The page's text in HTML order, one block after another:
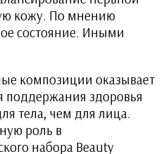
кожу. По мнению
состояние. Иными
композиции оказывает
поддержания здоровья
тела, чем для лица.
роль в
набора Beauty